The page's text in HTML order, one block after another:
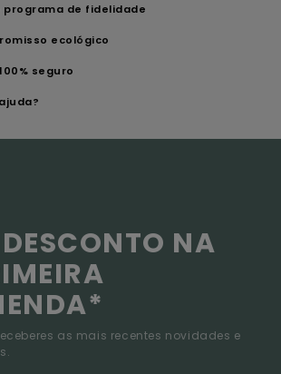
de fidelidade
ecológico
seguro
NA
as mais recentes novidades e